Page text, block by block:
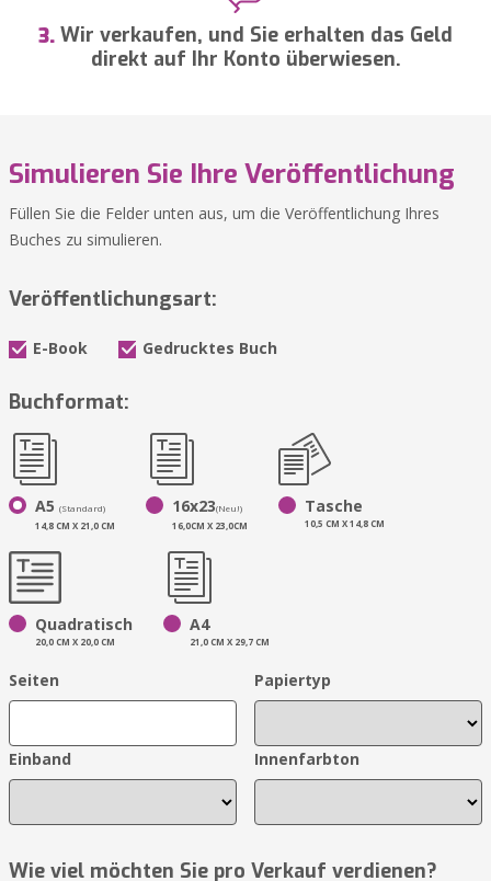
3. Wir verkaufen, und Sie erhalten das Geld
direkt auf Ihr Konto überwiesen.
Simulieren Sie Ihre Veröffentlichung
Füllen Sie die Felder unten aus, um die Veröffentlichung Ihres
Buches zu simulieren.
Veröffentlichungsart:
E-Book Gedrucktes Buch
Buchformat:
A5 (Standard)
14,8 CM X 21,0 CM
16x23(Neu!)
16,0CM X 23,0CM
Tasche
10,5 CM X 14,8 CM
Quadratisch
20,0 CM X 20,0 CM
A4
21,0 CM X 29,7 CM
Seiten Papiertyp
Einband Innenfarbton
Wie viel möchten Sie pro Verkauf verdienen?